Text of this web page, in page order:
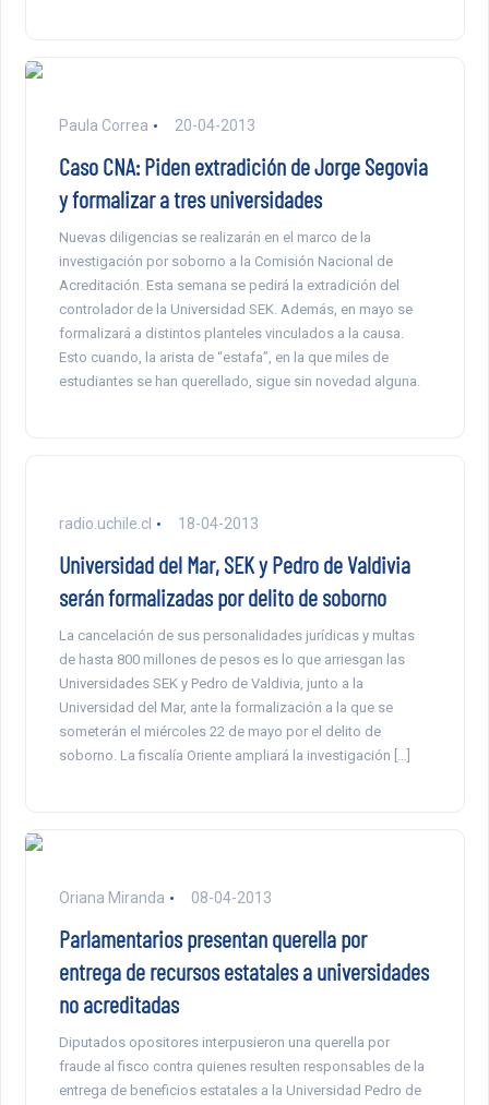
Paula Correa 20-04-2013
Caso CNA: Piden extradición de Jorge Segovia
y formalizar a tres universidades
Nuevas diligencias se realizarán en el marco de la
investigación por soborno a la Comisión Nacional de
Acreditación. Esta semana se pedirá la extradición del
controlador de la Universidad SEK. Además, en mayo se
formalizará a distintos planteles vinculados a la causa.
Esto cuando, la arista de “estafa”, en la que miles de
estudiantes se han querellado, sigue sin novedad alguna.
radio.uchile.cl 18-04-2013
Universidad del Mar, SEK y Pedro de Valdivia
serán formalizadas por delito de soborno
La cancelación de sus personalidades jurídicas y multas
de hasta 800 millones de pesos es lo que arriesgan las
Universidades SEK y Pedro de Valdivia, junto a la
Universidad del Mar, ante la formalización a la que se
someterán el miércoles 22 de mayo por el delito de
soborno. La fiscalía Oriente ampliará la investigación […]
Oriana Miranda 08-04-2013
Parlamentarios presentan querella por
entrega de recursos estatales a universidades
no acreditadas
Diputados opositores interpusieron una querella por
fraude al fisco contra quienes resulten responsables de la
entrega de beneficios estatales a la Universidad Pedro de